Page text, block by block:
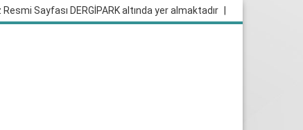
Sayfası DERGİPARK altında yer almaktadır